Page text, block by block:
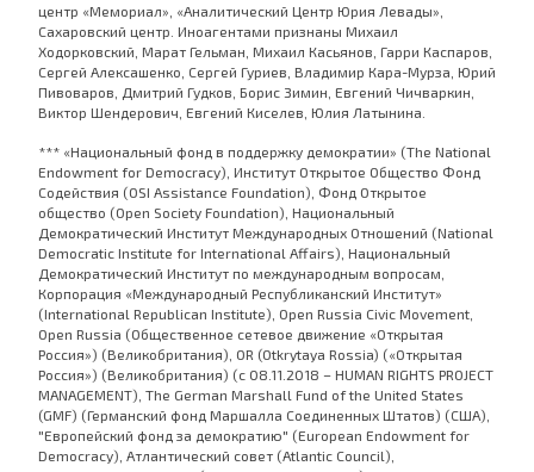
центр «Мемориал», «Аналитический Центр Юрия Левады»,
Сахаровский центр. Иноагентами признаны Михаил
Ходорковский, Марат Гельман, Михаил Касьянов, Гарри Каспаров,
Сергей Алексашенко, Сергей Гуриев, Владимир Кара-Мурза, Юрий
Пивоваров, Дмитрий Гудков, Борис Зимин, Евгений Чичваркин,
Виктор Шендерович, Евгений Киселев, Юлия Латынина.
*** «Национальный фонд в поддержку демократии» (The National
Endowment for Democracy), Институт Открытое Общество Фонд
Содействия (OSI Assistance Foundation), Фонд Открытое
общество (Open Society Foundation), Национальный
Демократический Институт Международных Отношений (National
Democratic Institute for International Affairs), Национальный
Демократический Институт по международным вопросам,
Корпорация «Международный Республиканский Институт»
(International Republican Institute), Open Russia Civic Movement,
Open Russia (Общественное сетевое движение «Открытая
Россия») (Великобритания), OR (Otkrytaya Rossia) («Открытая
Россия») (Великобритания) (с 08.11.2018 – HUMAN RIGHTS PROJECT
MANAGEMENT), The German Marshall Fund of the United States
(GMF) (Германский фонд Маршалла Соединенных Штатов) (США),
"Европейский фонд за демократию" (European Endowment for
Democracy), Атлантический совет (Atlantic Council),